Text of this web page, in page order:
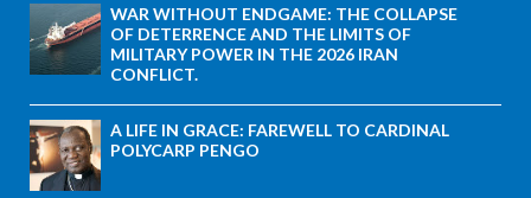
WAR WITHOUT ENDGAME: THE COLLAPSE
OF DETERRENCE AND THE LIMITS OF
MILITARY POWER IN THE 2026 IRAN
CONFLICT.
A LIFE IN GRACE: FAREWELL TO CARDINAL
POLYCARP PENGO